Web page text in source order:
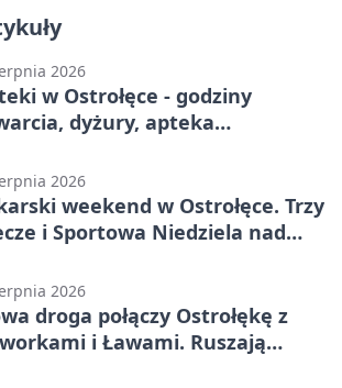
2026
w Ostrołęce - godziny
dyżury, apteka
2026
weekend w Ostrołęce. Trzy
i Sportowa Niedziela nad
2026
droga połączy Ostrołękę z
i Ławami. Ruszają